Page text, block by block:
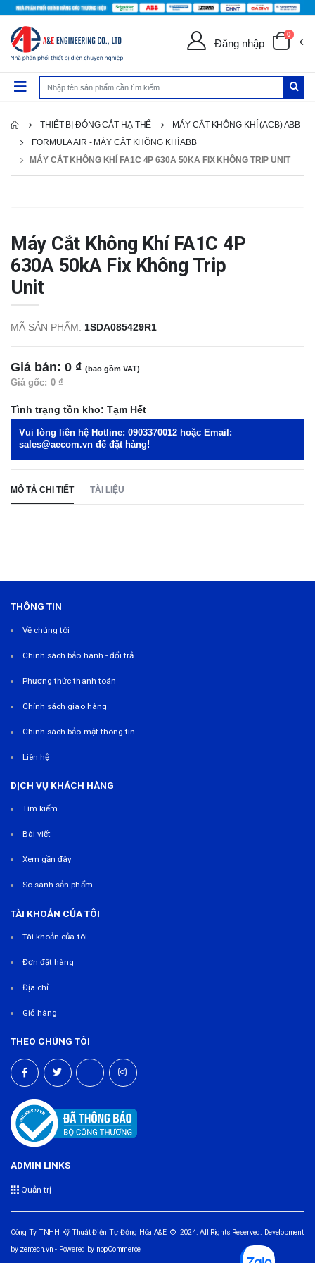
Đăng nhập
0
THIẾT BỊ ĐÓNG CẮT HẠ THẾ
MÁY CẮT KHÔNG KHÍ (ACB) ABB
FORMULA AIR - MÁY CẮT KHÔNG KHÍ ABB
MÁY CẮT KHÔNG KHÍ FA1C 4P 630A 50KA FIX KHÔNG TRIP UNIT
Máy Cắt Không Khí FA1C 4P
630A 50kA Fix Không Trip
Unit
MÃ SẢN PHẨM: 1SDA085429R1
Giá bán: 0 ₫ (bao gồm VAT)
Giá gốc: 0 ₫
Tình trạng tồn kho: Tạm Hết
Vui lòng liên hệ Hotline: 0903370012 hoặc Email:
sales@aecom.vn để đặt hàng!
MÔ TẢ CHI TIẾT TÀI LIỆU
THÔNG TIN
Về chúng tôi
Chính sách bảo hành - đổi trả
Phương thức thanh toán
Chính sách giao hàng
Chính sách bảo mật thông tin
Liên hệ
DỊCH VỤ KHÁCH HÀNG
Tìm kiếm
Bài viết
Xem gần đây
So sánh sản phẩm
TÀI KHOẢN CỦA TÔI
Tài khoản của tôi
Đơn đặt hàng
Địa chỉ
Giỏ hàng
THEO CHÚNG TÔI
ADMIN LINKS
Quản trị
Công Ty TNHH Kỹ Thuật Điện Tự Động Hóa A&E © 2024. All Rights Reserved. Development
by zentech.vn - Powered by nopCommerce